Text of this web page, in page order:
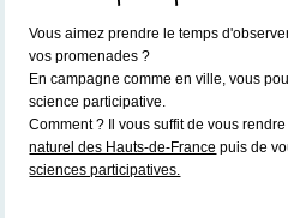
Vous aimez prendre le temps
vos promenades ?
En campagne comme en ville, vous
science participative.
Comment ? Il vous suffit de vous
naturel des Hauts-de-France puis de
sciences participatives.